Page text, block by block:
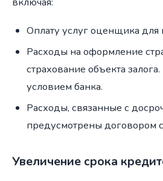
Оплату услуг оценщика для
Расходы на оформление
страхование объекта
условием банка.
Расходы, связанные с
предусмотрены договором
Увеличение срока